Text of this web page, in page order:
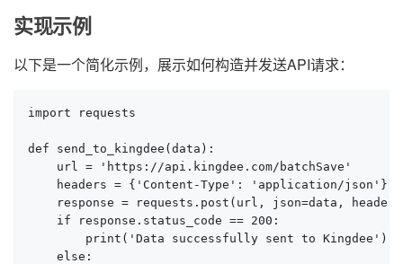
实现示例
以下是一个简化示例，展示如何构造并发送API请求：
import requests
def send_to_kingdee(data):
    url = 'https://api.kingdee.com/batchSave'
    headers = {'Content-Type': 'application/json'}
response = requests.post(url, json=data,
    if response.status_code == 200:
        print('Data successfully sent to Kingdee')
    else: